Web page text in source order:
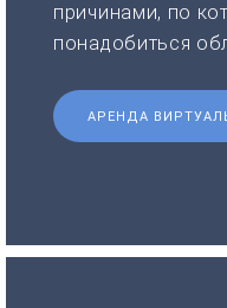
причинами, по
понадобиться
АРЕНДА